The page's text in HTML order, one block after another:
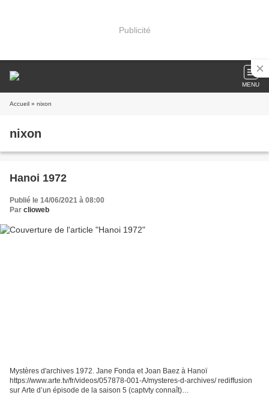
Publicité
MENU
Accueil » nixon
nixon
Hanoi 1972
Publié le 14/06/2021 à 08:00
Par clioweb
Mystères d'archives 1972. Jane Fonda et Joan Baez à Hanoï
https://www.arte.tv/fr/videos/057878-001-A/mysteres-d-archives/ rediffusion
sur Arte d’un épisode de la saison 5 (captvty connaît)